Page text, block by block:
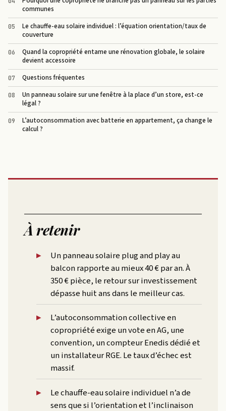
communes
Le chauffe-eau solaire individuel : l’équation orientation/taux de
couverture
Quand la copropriété entame une rénovation globale, le solaire
devient accessoire
Questions fréquentes
Un panneau solaire sur une fenêtre à la place d’un store, est-ce
légal ?
L’autoconsommation avec batterie en appartement, ça change le
calcul ?
À retenir
Un panneau solaire plug and play au
balcon rapporte au mieux 40 € par an. À
350 € pièce, le retour sur investissement
dépasse huit ans dans le meilleur cas.
L’autoconsommation collective en
copropriété exige un vote en AG, une
convention, un compteur Enedis dédié et
un installateur RGE. Le taux d’échec est
massif.
Le chauffe-eau solaire individuel n’a de
sens que si l’orientation et l’inclinaison